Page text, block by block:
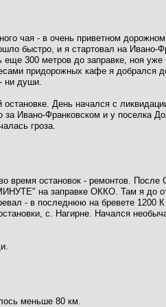
чая - в очень приветном
быстро, и я стартовал на Ивано-
300 метров до заправке, ноя уже
придорожных кафе я добрался
ни души.
День начался с
за Ивано-Франковском и у поселка
гроза.
время остановок - ремонтов. После
на заправке ОККО. Там я до
- в последнюю на бревете 1200
с. Нагирне. Начался
меньше 80 км.